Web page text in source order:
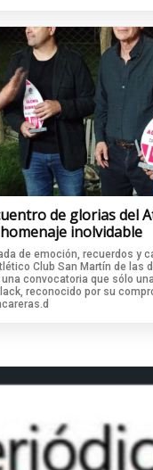
de glorias del
inolvidable
de emoción, recuerdos y
Club San Martín de las
convocatoria que sólo
reconocido por su